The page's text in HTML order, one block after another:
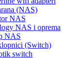
(NAS)
NAS
NAS i oprema
NAS
(Switch)
switch